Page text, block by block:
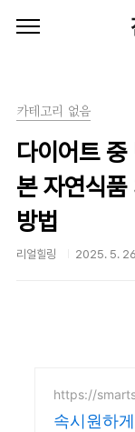
카테고리 없음
다이어트
본 자연식
방법
리얼힐링 2025. 5.
https://
속시원하